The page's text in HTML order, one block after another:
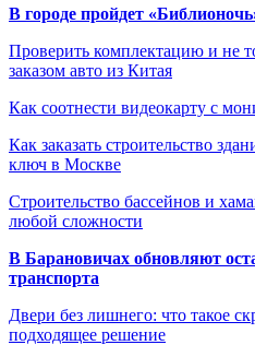
В городе пройдет
Проверить комплектацию и не
заказом авто из Китая
Как соотнести видеокарту с
Как заказать строительство
ключ в Москве
Строительство бассейнов и
любой сложности
В Барановичах обновляют
транспорта
Двери без лишнего: что такое
подходящее решение